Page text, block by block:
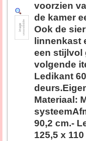
voorzien
de kamer
Ook de
linnenkast
een stijlvol
volgende
Ledikant
Materiaal:
90,2 cm.-
125,5 x